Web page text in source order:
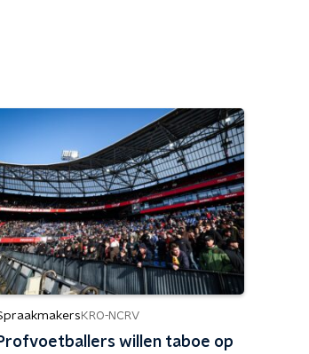
KRO-NCRV
willen taboe op